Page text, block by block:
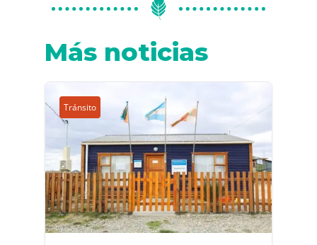
Más noticias
Tránsito